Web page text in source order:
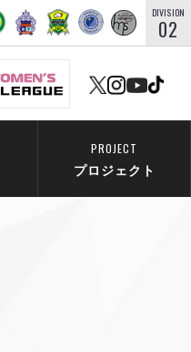
DIVISION
02
PROJECT
プロジェクト